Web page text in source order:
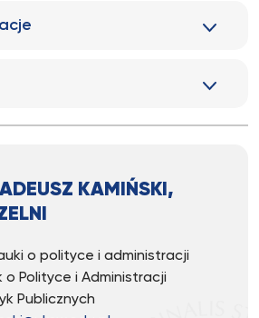
KAMIŃSKI,
o polityce i administracji
o Polityce i Administracji
Publicznych